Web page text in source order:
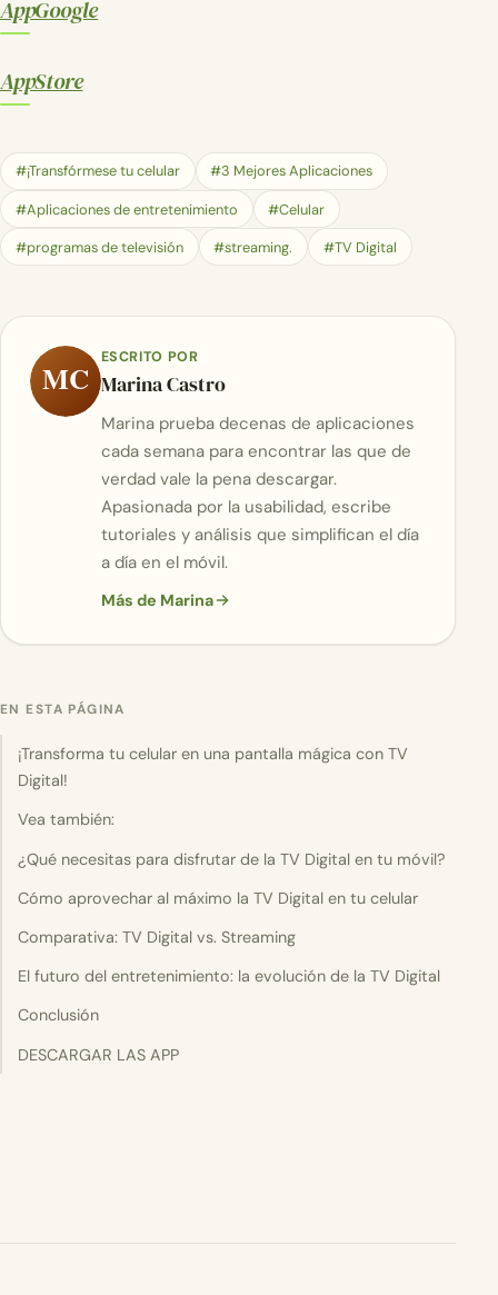
AppGoogle
AppStore
#¡Transfórmese tu celular #3 Mejores Aplicaciones
#Aplicaciones de entretenimiento #Celular
#programas de televisión #streaming. #TV Digital
MC
ESCRITO POR
Marina Castro
Marina prueba decenas de aplicaciones
cada semana para encontrar las que de
verdad vale la pena descargar.
Apasionada por la usabilidad, escribe
tutoriales y análisis que simplifican el día
a día en el móvil.
Más de Marina
EN ESTA PÁGINA
¡Transforma tu celular en una pantalla mágica con TV
Digital!
Vea también:
¿Qué necesitas para disfrutar de la TV Digital en tu móvil?
Cómo aprovechar al máximo la TV Digital en tu celular
Comparativa: TV Digital vs. Streaming
El futuro del entretenimiento: la evolución de la TV Digital
Conclusión
DESCARGAR LAS APP